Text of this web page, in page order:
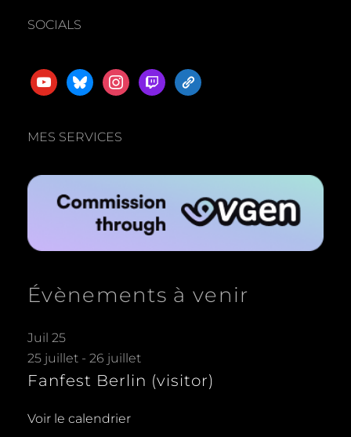
SOCIALS
youtubeblueskyinstagram
twitchadmin-
MES SERVICES
Évènements à venir
Juil 25
25 juillet - 26 juillet
Fanfest Berlin (visitor)
Voir le calendrier